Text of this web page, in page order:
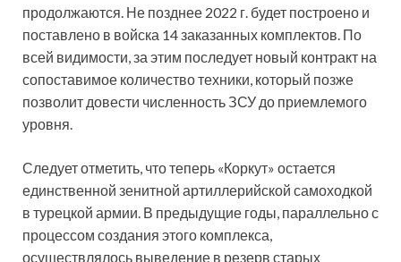
продолжаются. Не позднее 2022 г. будет построено и
поставлено в войска 14 заказанных комплектов. По
всей видимости, за этим последует новый контракт на
сопоставимое количество техники, который позже
позволит довести численность ЗСУ до приемлемого
уровня.
Следует отметить, что теперь «Коркут» остается
единственной зенитной артиллерийской самоходкой
в турецкой армии. В предыдущие годы, параллельно с
процессом создания этого комплекса,
осуществлялось выведение в резерв старых